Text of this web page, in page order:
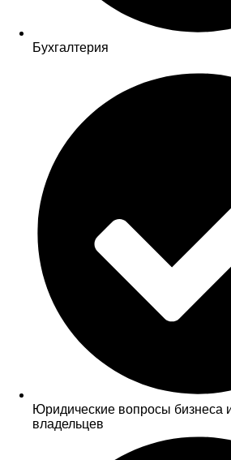
Бухгалтерия
Юридические вопросы бизнеса
владельцев